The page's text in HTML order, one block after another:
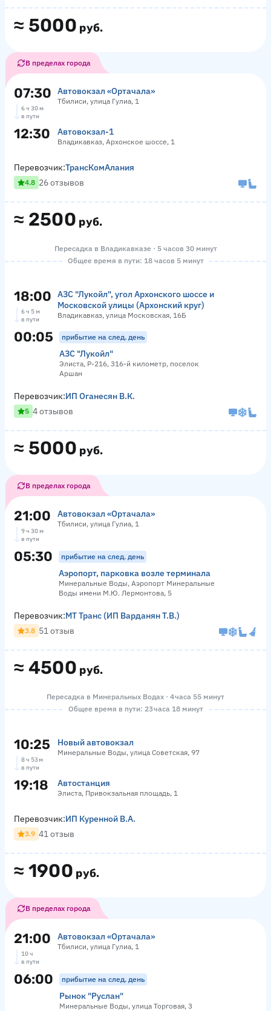
≈ 5000 руб.
В пределах города
07:30 Автовокзал «Ортачала»
Тбилиси, улица Гулиа, 1
6 ч 30 м
в пути
12:30 Автовокзал-1
Владикавказ, Архонское шоссе, 1
≈ 2500 руб.
Перевозчик:ТрансКомАлания
4.8 26 отзывов
Пересадка в Владикавказе · 5 часов 30 минут
Общее время в пути: 18 часов 5 минут
18:00
АЗС "Лукойл", угол Архонского шоссе и
Московской улицы (Архонский круг)
Владикавказ, улица Московская, 16Б
6 ч 5 м
в пути
00:05 прибытие на след. день
АЗС "Лукойл"
Элиста, Р-216, 316-й километр, поселок
Аршан
≈ 5000 руб.
Перевозчик:ИП Оганесян В.К.
5 4 отзывов
В пределах города
21:00 Автовокзал «Ортачала»
Тбилиси, улица Гулиа, 1
9 ч 30 м
в пути
05:30 прибытие на след. день
Аэропорт, парковка возле терминала
Минеральные Воды, Аэропорт Минеральные
Воды имени М.Ю. Лермонтова, 5
≈ 4500 руб.
Перевозчик:МТ Транс (ИП Варданян Т.В.)
3.8 51 отзыв
Пересадка в Минеральных Водах · 4 часа 55 минут
Общее время в пути: 23 часа 18 минут
10:25 Новый автовокзал
Минеральные Воды, улица Советская, 97
8 ч 53 м
в пути
19:18 Автостанция
Элиста, Привокзальная площадь, 1
≈ 1900 руб.
Перевозчик:ИП Куренной В.А.
3.9 41 отзыв
В пределах города
21:00 Автовокзал «Ортачала»
Тбилиси, улица Гулиа, 1
10 ч
в пути
06:00 прибытие на след. день
Рынок "Руслан"
Минеральные Воды, улица Торговая, 3